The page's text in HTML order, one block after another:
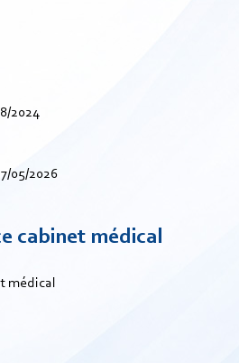
2024
05/2026
cabinet médical
médical